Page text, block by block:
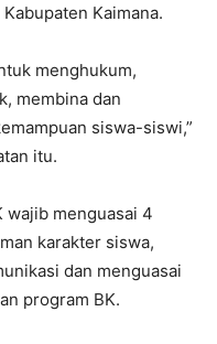
Kaimana.
menghukum,
membina dan
siswa-siswi,”
itu.
wajib menguasai 4
karakter siswa,
dan menguasai
program BK.